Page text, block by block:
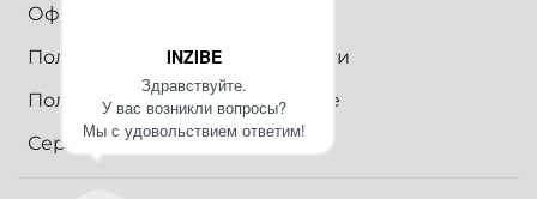
INZIBE
Здравствуйте.
У вас возникли вопросы?
Мы с удовольствием ответим!
Оферта
Политика конфиденциальности
Пользовательское соглашение
Сертификаты